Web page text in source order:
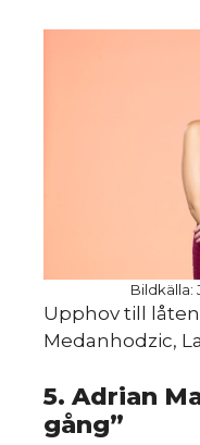
Bildkälla:
Upphov till
Medanhodzic,
5. Adrian
gång”